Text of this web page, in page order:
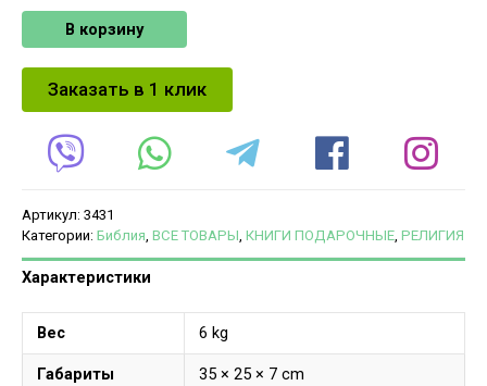
В корзину
Заказать в 1 клик
Артикул: 3431
Категории: Библия ВСЕ ТОВАРЫ КНИГИ ПОДАРОЧНЫЕ РЕЛИГИЯ
Характеристики
Вес 6 kg
Габариты 35 × 25 × 7 cm